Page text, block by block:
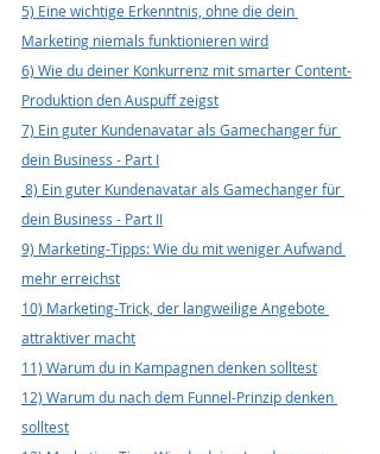
5) Eine wichtige Erkenntnis, ohne die dein
Marketing niemals funktionieren wird
6) Wie du deiner Konkurrenz mit smarter Content-
Produktion den Auspuff zeigst
7) Ein guter Kundenavatar als Gamechanger für
dein Business - Part I
8) Ein guter Kundenavatar als Gamechanger für
dein Business - Part II
9) Marketing-Tipps: Wie du mit weniger Aufwand
mehr erreichst
10) Marketing-Trick, der langweilige Angebote
attraktiver macht
11) Warum du in Kampagnen denken solltest
12) Warum du nach dem Funnel-Prinzip denken
solltest